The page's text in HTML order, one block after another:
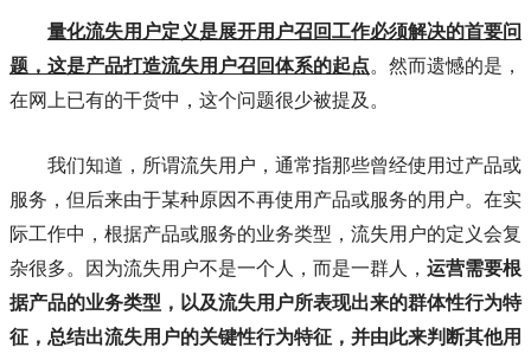
量化流失用户定义是展开用户召回工作必须解决的首要问
题，这是产品打造流失用户召回体系的起点。然而遗憾的是，
在网上已有的干货中，这个问题很少被提及。
我们知道，所谓流失用户，通常指那些曾经使用过产品或
服务，但后来由于某种原因不再使用产品或服务的用户。在实
际工作中，根据产品或服务的业务类型，流失用户的定义会复
杂很多。因为流失用户不是一个人，而是一群人， 运营需要根
据产品的业务类型，以及流失用户所表现出来的群体性行为特
征，总结出流失用户的关键性行为特征，并由此来判断其他用